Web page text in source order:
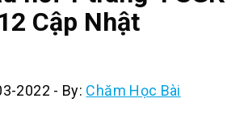
Cập Nhật
2022 - By: Chăm Học Bài